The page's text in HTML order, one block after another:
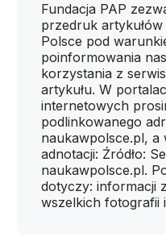
Fundacja PAP
przedruk
Polsce pod
poinformowania
korzystania z
artykułu. W
internetowych
podlinkowanego
naukawpolsce.pl, a
adnotacji: Źródło:
naukawpolsce.pl.
dotyczy: informacji
wszelkich fotografii